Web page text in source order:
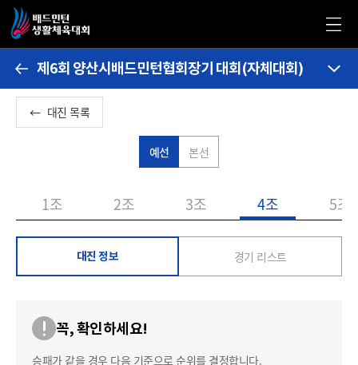
제6회 양산시배드민턴협회장기 대회(자체대회)
← 대진 목록
예선 본선
1조 2조 3조 4조 5조
대진 정보 경기 리스트
꼭, 확인하세요!
승패가 같을 경우 다음 기준으로 순위를 결정합니다.